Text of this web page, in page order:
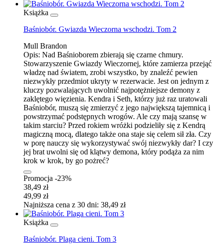
Książka
Baśniobór. Gwiazda Wieczorna wschodzi. Tom 2
Mull Brandon
Opis: Nad Baśnioborem zbierają się czarne chmury.
Stowarzyszenie Gwiazdy Wieczornej, które zamierza przejąć
władzę nad światem, zrobi wszystko, by znaleźć pewien
niezwykły przedmiot ukryty w rezerwacie. Jest on jednym z
kluczy pozwalających uwolnić najpotężniejsze demony z
zaklętego więzienia. Kendra i Seth, którzy już raz uratowali
Baśniobór, muszą się zmierzyć z jego największą tajemnicą i
powstrzymać podstępnych wrogów. Ale czy mają szansę w
takim starciu? Przed rokiem wróżki podzieliły się z Kendrą
magiczną mocą, dlatego także ona staje się celem sił zła. Czy
w porę nauczy się wykorzystywać swój niezwykły dar? I czy
jej brat uwolni się od klątwy demona, który podąża za nim
krok w krok, by go pożreć?
Promocja -23%
38,49 zł
49,99 zł
Najniższa cena z 30 dni: 38,49 zł
Książka
Baśniobór. Plaga cieni. Tom 3